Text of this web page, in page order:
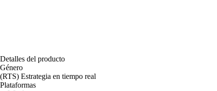
Detalles del producto
Género
(RTS) Estrategia en tiempo real
Plataformas